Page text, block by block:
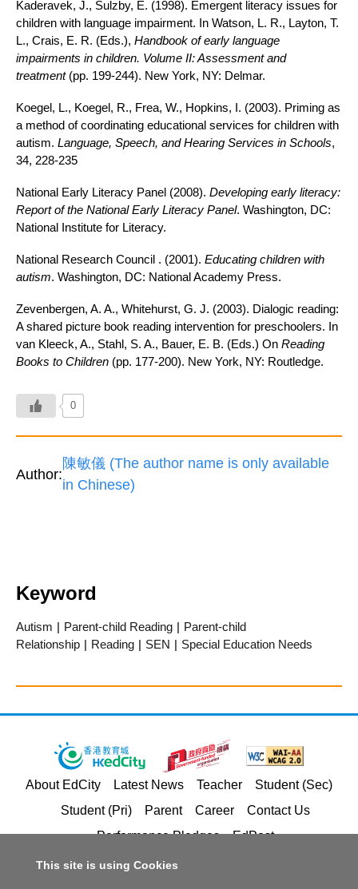
Kaderavek, J., Sulzby, E. (1998). Emergent literacy issues for
children with language impairment. In Watson, L. R., Layton, T.
L., Crais, E. R. (Eds.), Handbook of early language
impairments in children. Volume II: Assessment and
treatment(pp. 199-244). New York, NY: Delmar.
Koegel, L., Koegel, R., Frea, W., Hopkins, I. (2003). Priming as
a method of coordinating educational services for children with
autism. Language, Speech, and Hearing Services in Schools,
34, 228-235
National Early Literacy Panel (2008). Developing early literacy:
Report of the National Early Literacy Panel. Washington, DC:
National Institute for Literacy.
National Research Council . (2001). Educating children with
autism. Washington, DC: National Academy Press.
Zevenbergen, A. A., Whitehurst, G. J. (2003). Dialogic reading:
A shared picture book reading intervention for preschoolers. In
van Kleeck, A., Stahl, S. A., Bauer, E. B. (Eds.) On Reading
Books to Children (pp. 177-200). New York, NY: Routledge.
0
Author:
陳敏儀 (The author name is only available
in Chinese)
Keyword
Autism | Parent-child Reading | Parent-child
Relationship | Reading | SEN | Special Education Needs
About EdCity Latest News Teacher
Student (Sec)
Student (Pri)
Parent Career
Contact Us
Performance Pledges
EdPost
This site is using Cookies